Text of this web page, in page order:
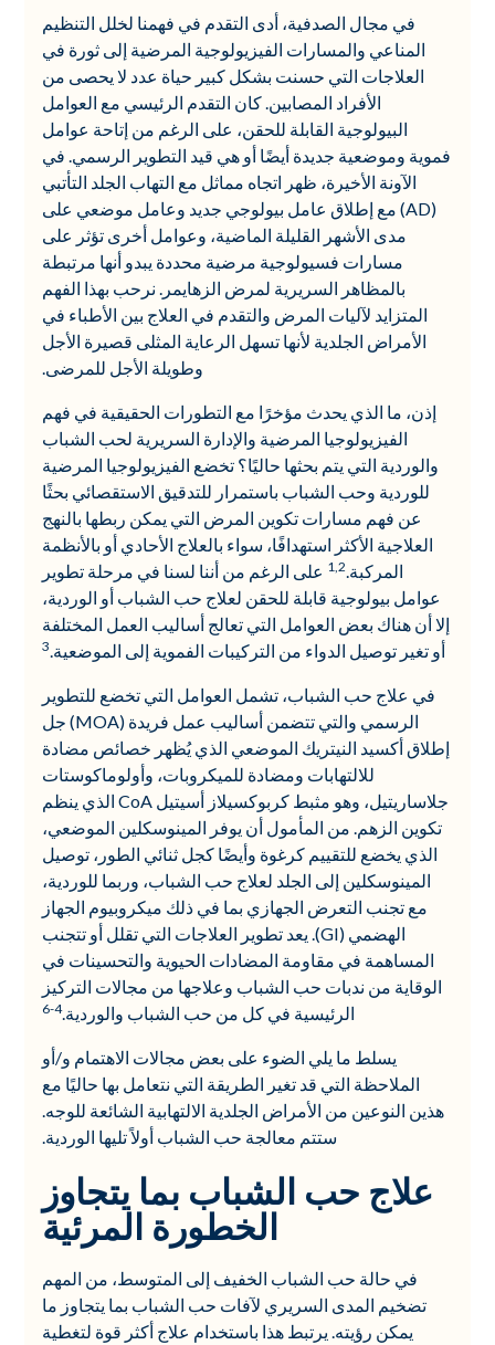
في مجال الصدفية، أدى التقدم في فهمنا لخلل التنظيم
المناعي والمسارات الفيزيولوجية المرضية إلى ثورة في
العلاجات التي حسنت بشكل كبير حياة عدد لا يحصى من
الأفراد المصابين. كان التقدم الرئيسي مع العوامل
البيولوجية القابلة للحقن، على الرغم من إتاحة عوامل
فموية وموضعية جديدة أيضًا أو هي قيد التطوير الرسمي. في
الآونة الأخيرة، ظهر اتجاه مماثل مع التهاب الجلد التأتبي
(AD) مع إطلاق عامل بيولوجي جديد وعامل موضعي على
مدى الأشهر القليلة الماضية، وعوامل أخرى تؤثر على
مسارات فسيولوجية مرضية محددة يبدو أنها مرتبطة
بالمظاهر السريرية لمرض الزهايمر. نرحب بهذا الفهم
المتزايد لآليات المرض والتقدم في العلاج بين الأطباء في
الأمراض الجلدية لأنها تسهل الرعاية المثلى قصيرة الأجل
وطويلة الأجل للمرضى.
إذن، ما الذي يحدث مؤخرًا مع التطورات الحقيقية في فهم
الفيزيولوجيا المرضية والإدارة السريرية لحب الشباب
والوردية التي يتم بحثها حاليًا؟ تخضع الفيزيولوجيا المرضية
للوردية وحب الشباب باستمرار للتدقيق الاستقصائي بحثًا
عن فهم مسارات تكوين المرض التي يمكن ربطها بالنهج
العلاجية الأكثر استهدافًا، سواء بالعلاج الأحادي أو بالأنظمة
المركبة.1,2 على الرغم من أننا لسنا في مرحلة تطوير
عوامل بيولوجية قابلة للحقن لعلاج حب الشباب أو الوردية،
إلا أن هناك بعض العوامل التي تعالج أساليب العمل المختلفة
أو تغير توصيل الدواء من التركيبات الفموية إلى الموضعية.3
في علاج حب الشباب، تشمل العوامل التي تخضع للتطوير
الرسمي والتي تتضمن أساليب عمل فريدة (MOA) جل
إطلاق أكسيد النيتريك الموضعي الذي يُظهر خصائص مضادة
للالتهابات ومضادة للميكروبات، وأولوماكوستات
جلاساريتيل، وهو مثبط كربوكسيلاز أسيتيل CoA الذي ينظم
تكوين الزهم. من المأمول أن يوفر المينوسكلين الموضعي،
الذي يخضع للتقييم كرغوة وأيضًا كجل ثنائي الطور، توصيل
المينوسكلين إلى الجلد لعلاج حب الشباب، وربما للوردية،
مع تجنب التعرض الجهازي بما في ذلك ميكروبيوم الجهاز
الهضمي (GI). يعد تطوير العلاجات التي تقلل أو تتجنب
المساهمة في مقاومة المضادات الحيوية والتحسينات في
الوقاية من ندبات حب الشباب وعلاجها من مجالات التركيز
الرئيسية في كل من حب الشباب والوردية.4-6
يسلط ما يلي الضوء على بعض مجالات الاهتمام و/أو
الملاحظة التي قد تغير الطريقة التي نتعامل بها حاليًا مع
هذين النوعين من الأمراض الجلدية الالتهابية الشائعة للوجه.
ستتم معالجة حب الشباب أولاً تليها الوردية.
علاج حب الشباب بما يتجاوز
الخطورة المرئية
في حالة حب الشباب الخفيف إلى المتوسط، من المهم
تضخيم المدى السريري لآفات حب الشباب بما يتجاوز ما
يمكن رؤيته. يرتبط هذا باستخدام علاج أكثر قوة لتغطية